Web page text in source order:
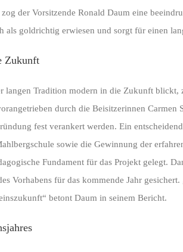
der Vorsitzende Ronald Daum eine
als goldrichtig erwiesen und sorgt für einen
Zukunft
langen Tradition modern in die Zukunft
durch die Beisitzerinnen
fest verankert werden. Ein
sowie die Gewinnung der
Fundament für das Projekt gelegt.
Vorhabens für das kommende Jahr
betont Daum in seinem Bericht.